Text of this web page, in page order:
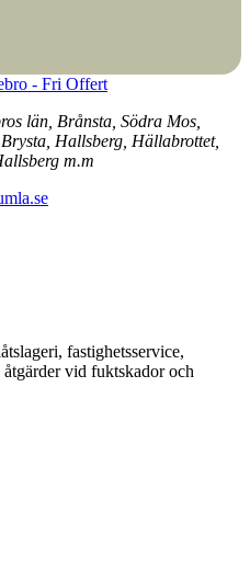
- Fri Offert
län, Brånsta, Södra Mos,
Hallsberg, Hällabrottet,
m.m
fastighetsservice,
vid fuktskador och